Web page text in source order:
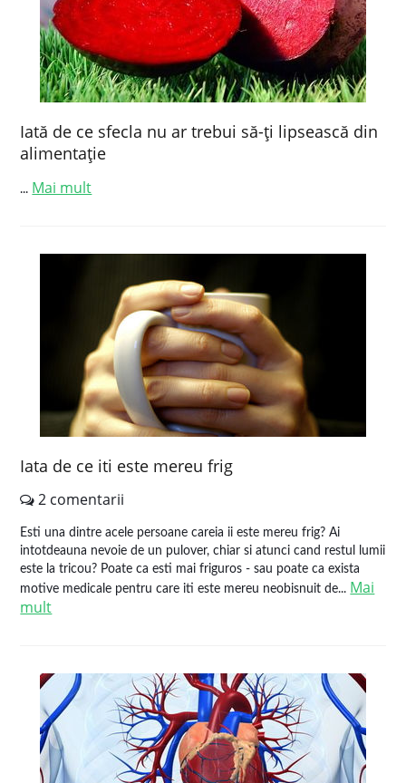
Iată de ce sfecla nu ar trebui să-ţi lipsească din
alimentaţie
... Mai mult
Iata de ce iti este mereu frig
2 comentarii
Esti una dintre acele persoane careia ii este mereu frig? Ai
intotdeauna nevoie de un pulover, chiar si atunci cand restul lumii
este la tricou? Poate ca esti mai friguros - sau poate ca exista
motive medicale pentru care iti este mereu neobisnuit de... Mai
mult